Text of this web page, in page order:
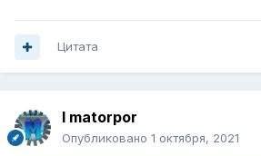
Цитата
I matorpor
Опубликовано 1 октября, 2021